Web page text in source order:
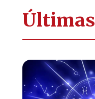
Últimas